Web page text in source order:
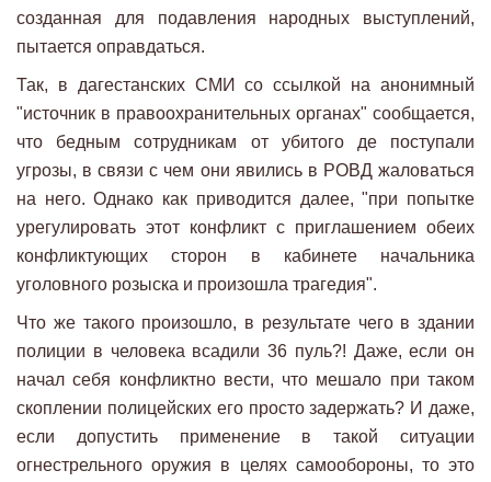
созданная для подавления народных выступлений,
пытается оправдаться.
Так, в дагестанских СМИ со ссылкой на анонимный
"источник в правоохранительных органах" сообщается,
что бедным сотрудникам от убитого де поступали
угрозы, в связи с чем они явились в РОВД жаловаться
на него. Однако как приводится далее, "при попытке
урегулировать этот конфликт с приглашением обеих
конфликтующих сторон в кабинете начальника
уголовного розыска и произошла трагедия".
Что же такого произошло, в результате чего в здании
полиции в человека всадили 36 пуль?! Даже, если он
начал себя конфликтно вести, что мешало при таком
скоплении полицейских его просто задержать? И даже,
если допустить применение в такой ситуации
огнестрельного оружия в целях самообороны, то это